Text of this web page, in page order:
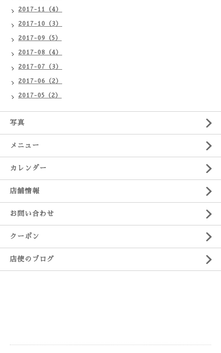
2017-11（4）
2017-10（3）
2017-09（5）
2017-08（4）
2017-07（3）
2017-06（2）
2017-05（2）
写真
メニュー
カレンダー
店舗情報
お問い合わせ
クーポン
店使のブログ